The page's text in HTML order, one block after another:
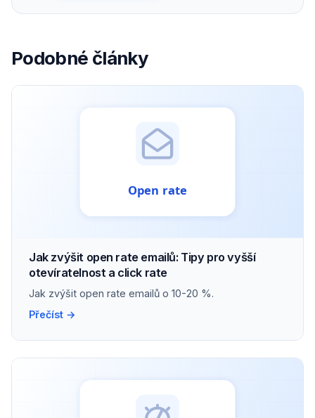
Podobné články
Jak zvýšit open rate emailů: Tipy pro vyšší
otevíratelnost a click rate
Jak zvýšit open rate emailů o 10-20 %.
Přečíst →